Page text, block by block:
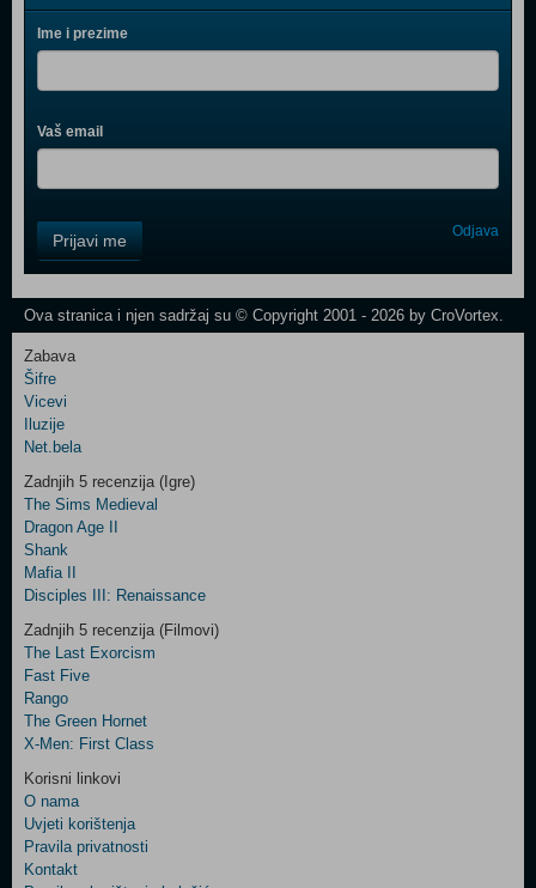
Ime i prezime
Vaš email
Field
One
Control
Two
Newsletter
Control
Field
Three
Prijavi me Odjava
Ova stranica i njen sadržaj su © Copyright 2001 - 2026 by CroVortex.
Zabava
Šifre
Vicevi
Iluzije
Net.bela
Zadnjih 5 recenzija (Igre)
The Sims Medieval
Dragon Age II
Shank
Mafia II
Disciples III: Renaissance
Zadnjih 5 recenzija (Filmovi)
The Last Exorcism
Fast Five
Rango
The Green Hornet
X-Men: First Class
Korisni linkovi
O nama
Uvjeti korištenja
Pravila privatnosti
Kontakt